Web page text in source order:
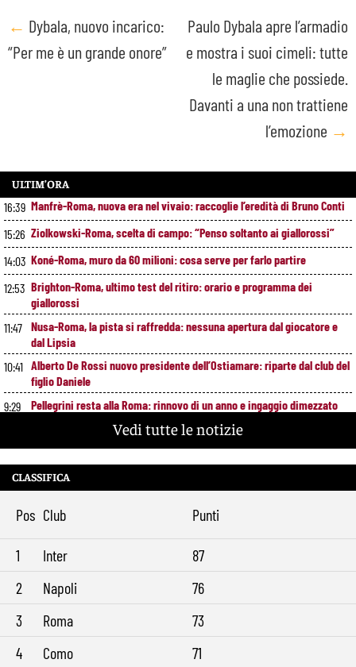
Post
navigation
← Dybala, nuovo incarico:
“Per me è un grande onore”
Paulo Dybala apre l’armadio
e mostra i suoi cimeli: tutte
le maglie che possiede.
Davanti a una non trattiene
l’emozione →
ULTIM’ORA
16:39 Manfrè-Roma, nuova era nel vivaio: raccoglie l’eredità di Bruno Conti
15:26 Ziolkowski-Roma, scelta di campo: “Penso soltanto ai giallorossi”
14:03 Koné-Roma, muro da 60 milioni: cosa serve per farlo partire
12:53 Brighton-Roma, ultimo test del ritiro: orario e programma dei
giallorossi
11:47 Nusa-Roma, la pista si raffredda: nessuna apertura dal giocatore e
dal Lipsia
10:41 Alberto De Rossi nuovo presidente dell’Ostiamare: riparte dal club del
figlio Daniele
9:29
Pellegrini resta alla Roma: rinnovo di un anno e ingaggio dimezzato
Vedi tutte le notizie
CLASSIFICA
Pos Club Punti
1 Inter
87
2
Napoli
76
3
Roma
73
4
Como
71